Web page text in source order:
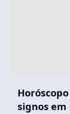
signos em